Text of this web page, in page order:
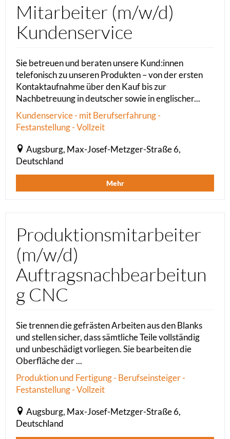
Mitarbeiter (m/w/d)
Kundenservice
Sie betreuen und beraten unsere Kund:innen
telefonisch zu unseren Produkten – von der ersten
Kontaktaufnahme über den Kauf bis zur
Nachbetreuung in deutscher sowie in englischer...
Kundenservice - mit Berufserfahrung -
Festanstellung - Vollzeit
Augsburg, Max-Josef-Metzger-Straße 6,
Deutschland
Mehr
Produktionsmitarbeiter
(m/w/d)
Auftragsnachbearbeitun
g CNC
Sie trennen die gefrästen Arbeiten aus den Blanks
und stellen sicher, dass sämtliche Teile vollständig
und unbeschädigt vorliegen. Sie bearbeiten die
Oberfläche der ...
Produktion und Fertigung - Berufseinsteiger -
Festanstellung - Vollzeit
Augsburg, Max-Josef-Metzger-Straße 6,
Deutschland